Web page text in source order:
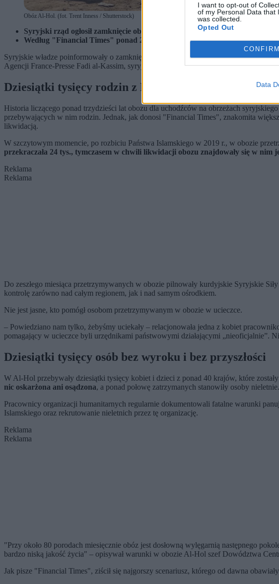
I want to opt-out of
of my Personal Data that
was collected.
Opted Out
CONFIRM
Data
Obóz Al-Hol. (fot. Trent Inness / Shutterstock)
Syryjski rząd ogłosił zamknięcie obozu Al-Hol, w którym przebywały
Według "Financial Times" ponad 20 tys. osób przebywających w obozie
Syryjskie władze poinformowały o zamknięciu największego obozu dla osób
Agencji France-Presse Fadi al-Kassim, syryjski urzędnik nadzorujący obóz.
Dziesiątki tysięcy rodzin z Państwa Islamskiego
Historia liczącego ponad trzydzieści lat obozu dla uchodźców na obrzeżach
przebywających w nim rodzin. Jednak, jak donosi "Financial Times", znakomita
likwidacją.
W szczytowym momencie, po rozbiciu Państwa Islamskiego w 2019 r., w obozie
przekraczała 24 tys., tymczasem w chwili likwidacji obozu znajdowały się w nim
Reklama
Reklama
Do zeszłego miesiąca przetrzymywanych w obozie pilnowały kurdyjskie Syryjskie
kontrolę zarówno nad całym regionem, jak i nad samym ośrodkiem.
Nie jest jasne, kto pomógł osobom przetrzymywanym w obozie w ucieczce.
– Powiedziano nam tylko, żebyśmy uciekały – relacjonowała jedna z kobiet
pomagający w ucieczce byli urzędnikami państwowymi działającymi „nieoficjalnie”.
Dziesiątki tysięcy osób bez wyroku i bez przyszłości
W Al-Hol przebywały dziesiątki tysięcy kobiet i dzieci z ponad 40 krajów, które
nic oskarżona ani osądzona, a ponad połowę zatrzymanych stanowiły osoby nieletnie.
Pracownicy organizacji humanitarnych regularnie dokumentowali fatalne warunki
Islamskiego oraz rekrutowanie nieletnich przez tę organizację.
Reklama
Reklama
"Przy około 80 porodach miesięcznie obóz jest dosłowną wylęgarnią następnego
bardzo niską jakość życia" – opisywał warunki w obozie Al-Hol szef Dowództwa
Jak pisze "Financial Times", ziścił się najgorszy scenariusz, którego od dawna